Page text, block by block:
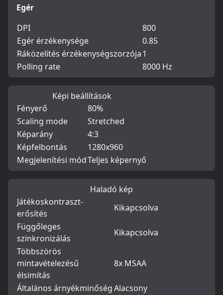
Egér
DPI
800
Egér érzékenysége
0.85
Ráközelítés érzékenységszorzója1
Polling rate
8000 Hz
Képi beállítások
Fényerő
80%
Scaling mode
Stretched
Képarány
4:3
Képfelbontás
1280x960
Megjelenítési módTeljes képernyő
Haladó kép
Játékoskontraszt-
erősítés
Kikapcsolva
Függőleges
szinkronizálás
Kikapcsolva
Többszörös
mintavételezésű
élsimítás
8x MSAA
Általános árnyékminőségAlacsony